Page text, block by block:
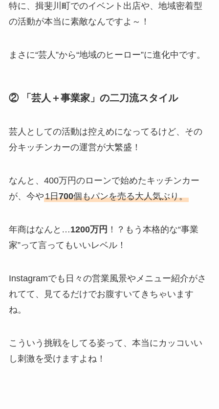
特に、揖斐川町でのイベント出店や、地域密着型
の活動が本当に素敵なんですよ～！
まさに“芸人”から“地域のヒーロー”に進化中です。
② 「芸人＋事業家」の二刀流スタイル
芸人としての活動は控えめになってるけど、その
分キッチンカーの運営が大繁盛！
なんと、400万円のローンで始めたキッチンカー
が、今や1日700個もパンを売る大人気ぶり。
年商はなんと…1200万円 ！？もう本格的な“事業
家”って言ってもいいレベル！
Instagramでも日々の営業風景やメニュー紹介がさ
れてて、見てるだけでお腹すいてきちゃいます
ね。
こういう挑戦をしてる姿って、本当にカッコいい
し刺激を受けますよね！